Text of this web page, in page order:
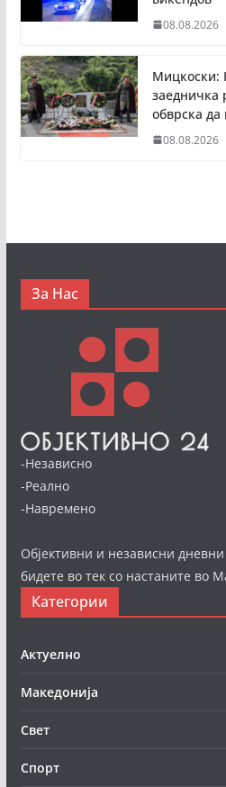
08.08.2026
Мицкоски:
заедничка
обврска
08.08.2026
За Нас
-Независно
-Реално
-Навремено
Објективни и независни
бидете во тек со настаните во
Категории
Актуелно
Македонија
Свет
Спорт